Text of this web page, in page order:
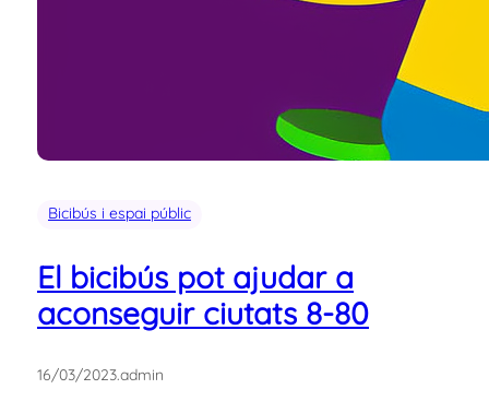
Bicibús i espai públic
El bicibús pot ajudar a
aconseguir ciutats 8-80
16/03/2023.admin